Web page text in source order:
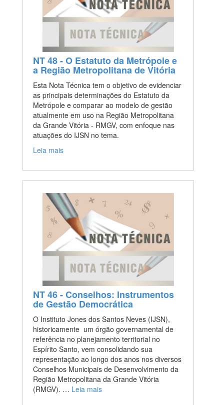
NT 48 - O Estatuto da Metrópole e
a Região Metropolitana de Vitória
Esta Nota Técnica tem o objetivo de evidenciar
as principais determinações do Estatuto da
Metrópole e comparar ao modelo de gestão
atualmente em uso na Região Metropolitana
da Grande Vitória - RMGV, com enfoque nas
atuações do IJSN no tema.
Leia mais
NT 46 - Conselhos: Instrumentos
de Gestão Democrática
O Instituto Jones dos Santos Neves (IJSN),
historicamente um órgão governamental de
referência no planejamento territorial no
Espírito Santo, vem consolidando sua
representação ao longo dos anos nos diversos
Conselhos Municipais de Desenvolvimento da
Região Metropolitana da Grande Vitória
(RMGV). … Leia mais